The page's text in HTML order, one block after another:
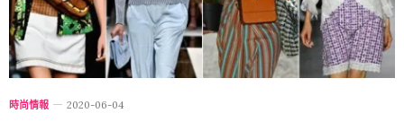
時尚情報 2020-06-04